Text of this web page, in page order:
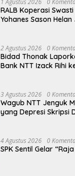
RALB Koperasi
Yohanes Sason
2 Agustus 2026 0
Bidad Thonak
Bank NTT Izack Rihi
3 Agustus 2026 0
Wagub NTT Jenguk
yang Depresi Skripsi
4 Agustus 2026 0
SPK Sentil Gelar